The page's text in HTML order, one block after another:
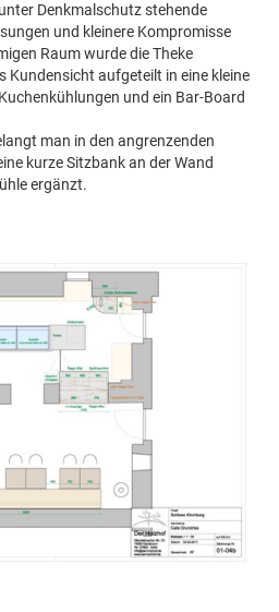
Denkmalschutz stehende
und kleinere Kompromisse
Raum wurde die Theke
Kundensicht aufgeteilt in eine kleine
und ein Bar-Board
man in den angrenzenden
kurze Sitzbank an der Wand
ergänzt.